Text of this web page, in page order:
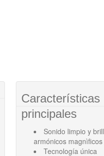
Características
principales
Sonido limpio y
armónicos magnìficos
Tecnología única